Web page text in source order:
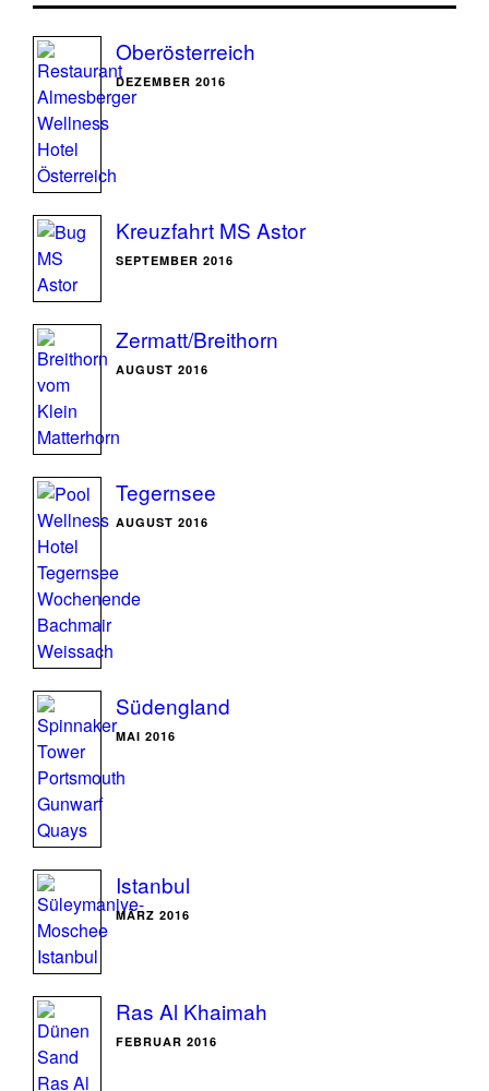
Oberösterreich
DEZEMBER 2016
Kreuzfahrt MS Astor
SEPTEMBER 2016
Zermatt/Breithorn
AUGUST 2016
Tegernsee
AUGUST 2016
Südengland
MAI 2016
Istanbul
MÄRZ 2016
Ras Al Khaimah
FEBRUAR 2016